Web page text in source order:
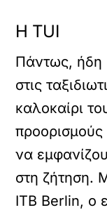
Η TUI
Πάντως, ήδη
στις
καλοκαίρι
προορισμούς
να
στη ζήτηση.
ITB Berlin, ο